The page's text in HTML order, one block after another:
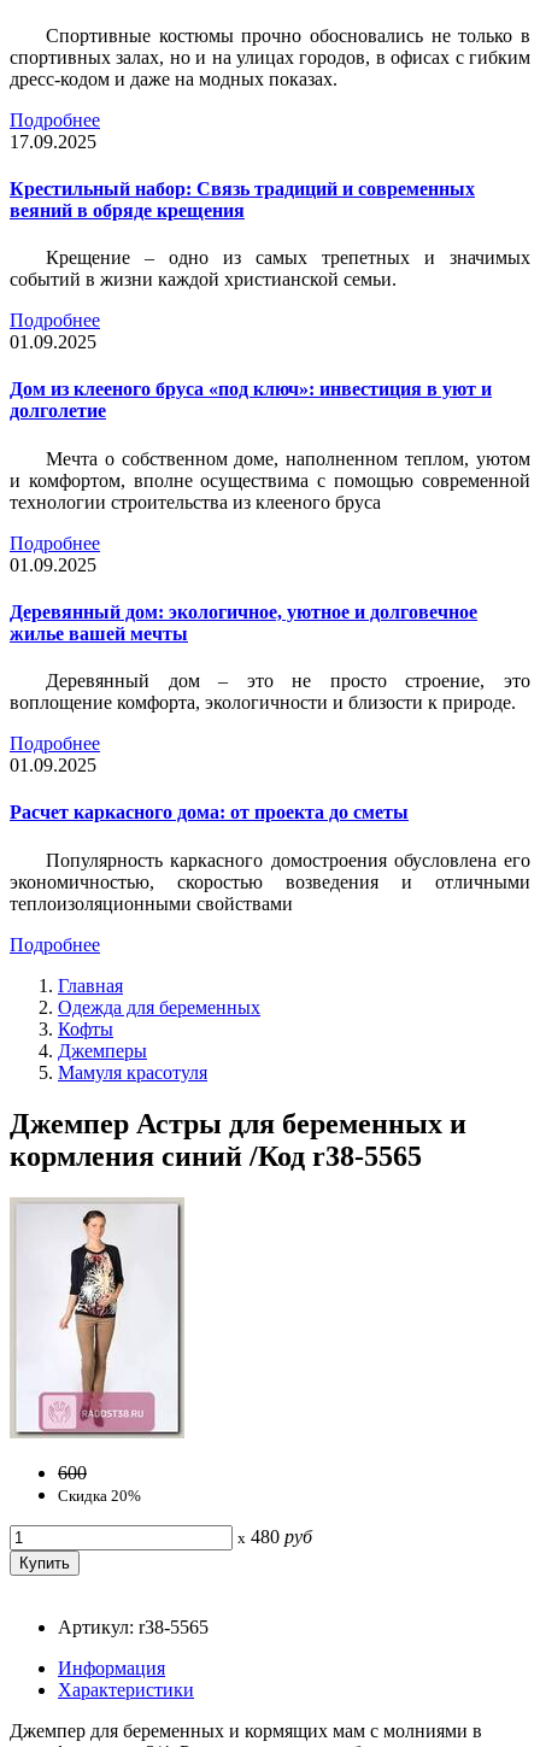
Спортивные костюмы прочно обосновались не только в
спортивных залах, но и на улицах городов, в офисах с гибким
дресс-кодом и даже на модных показах.
Подробнее
17.09.2025
Крестильный набор: Связь традиций и современных
веяний в обряде крещения
Крещение – одно из самых трепетных и значимых
событий в жизни каждой христианской семьи.
Подробнее
01.09.2025
Дом из клееного бруса «под ключ»: инвестиция в уют и
долголетие
Мечта о собственном доме, наполненном теплом, уютом
и комфортом, вполне осуществима с помощью современной
технологии строительства из клееного бруса
Подробнее
01.09.2025
Деревянный дом: экологичное, уютное и долговечное
жилье вашей мечты
Деревянный дом – это не просто строение, это
воплощение комфорта, экологичности и близости к природе.
Подробнее
01.09.2025
Расчет каркасного дома: от проекта до сметы
Популярность каркасного домостроения обусловлена его
экономичностью, скоростью возведения и отличными
теплоизоляционными свойствами
Подробнее
Главная
Одежда для беременных
Кофты
Джемперы
Мамуля красотуля
Джемпер Астры для беременных и
кормления синий /Код r38-5565
600
Скидка 20%
x 480 руб
Артикул: r38-5565
Информация
Характеристики
Джемпер для беременных и кормящих мам с молниями в